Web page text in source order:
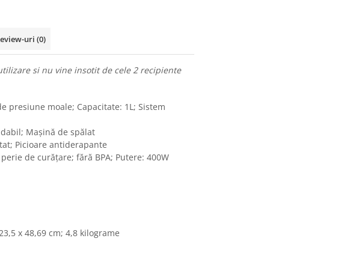
uri (0)
si nu vine insotit de cele 2 recipiente
presiune moale; Capacitate: 1L; Sistem
Mașină de spălat
Picioare antiderapante
de curățare; fără BPA; Putere: 400W
x 48,69 cm; 4,8 kilograme